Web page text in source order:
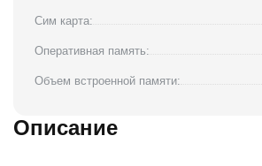
Сим карта:
Оперативная память:
Объем встроенной памяти:
Описание